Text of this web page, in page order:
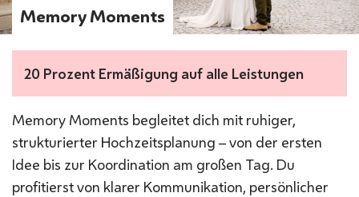
Memory Moments
20 Prozent Ermäßigung auf alle Leistungen
Memory Moments begleitet dich mit ruhiger,
strukturierter Hochzeitsplanung – von der ersten
Idee bis zur Koordination am großen Tag. Du
profitierst von klarer Kommunikation, persönlicher